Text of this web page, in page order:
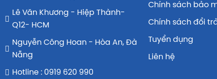
Lê Văn Khương - Hiệp Thành-
Q12- HCM
Nguyễn Công Hoan - Hòa An, Đà
Nẵng
Hotline : 0919 620 990
Chính sách bảo
Chính sách đổi
Tuyển dụng
Liên hệ